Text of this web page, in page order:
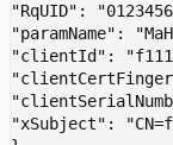
"RqUID":
"paramName":
"clientId":
"xSubject":